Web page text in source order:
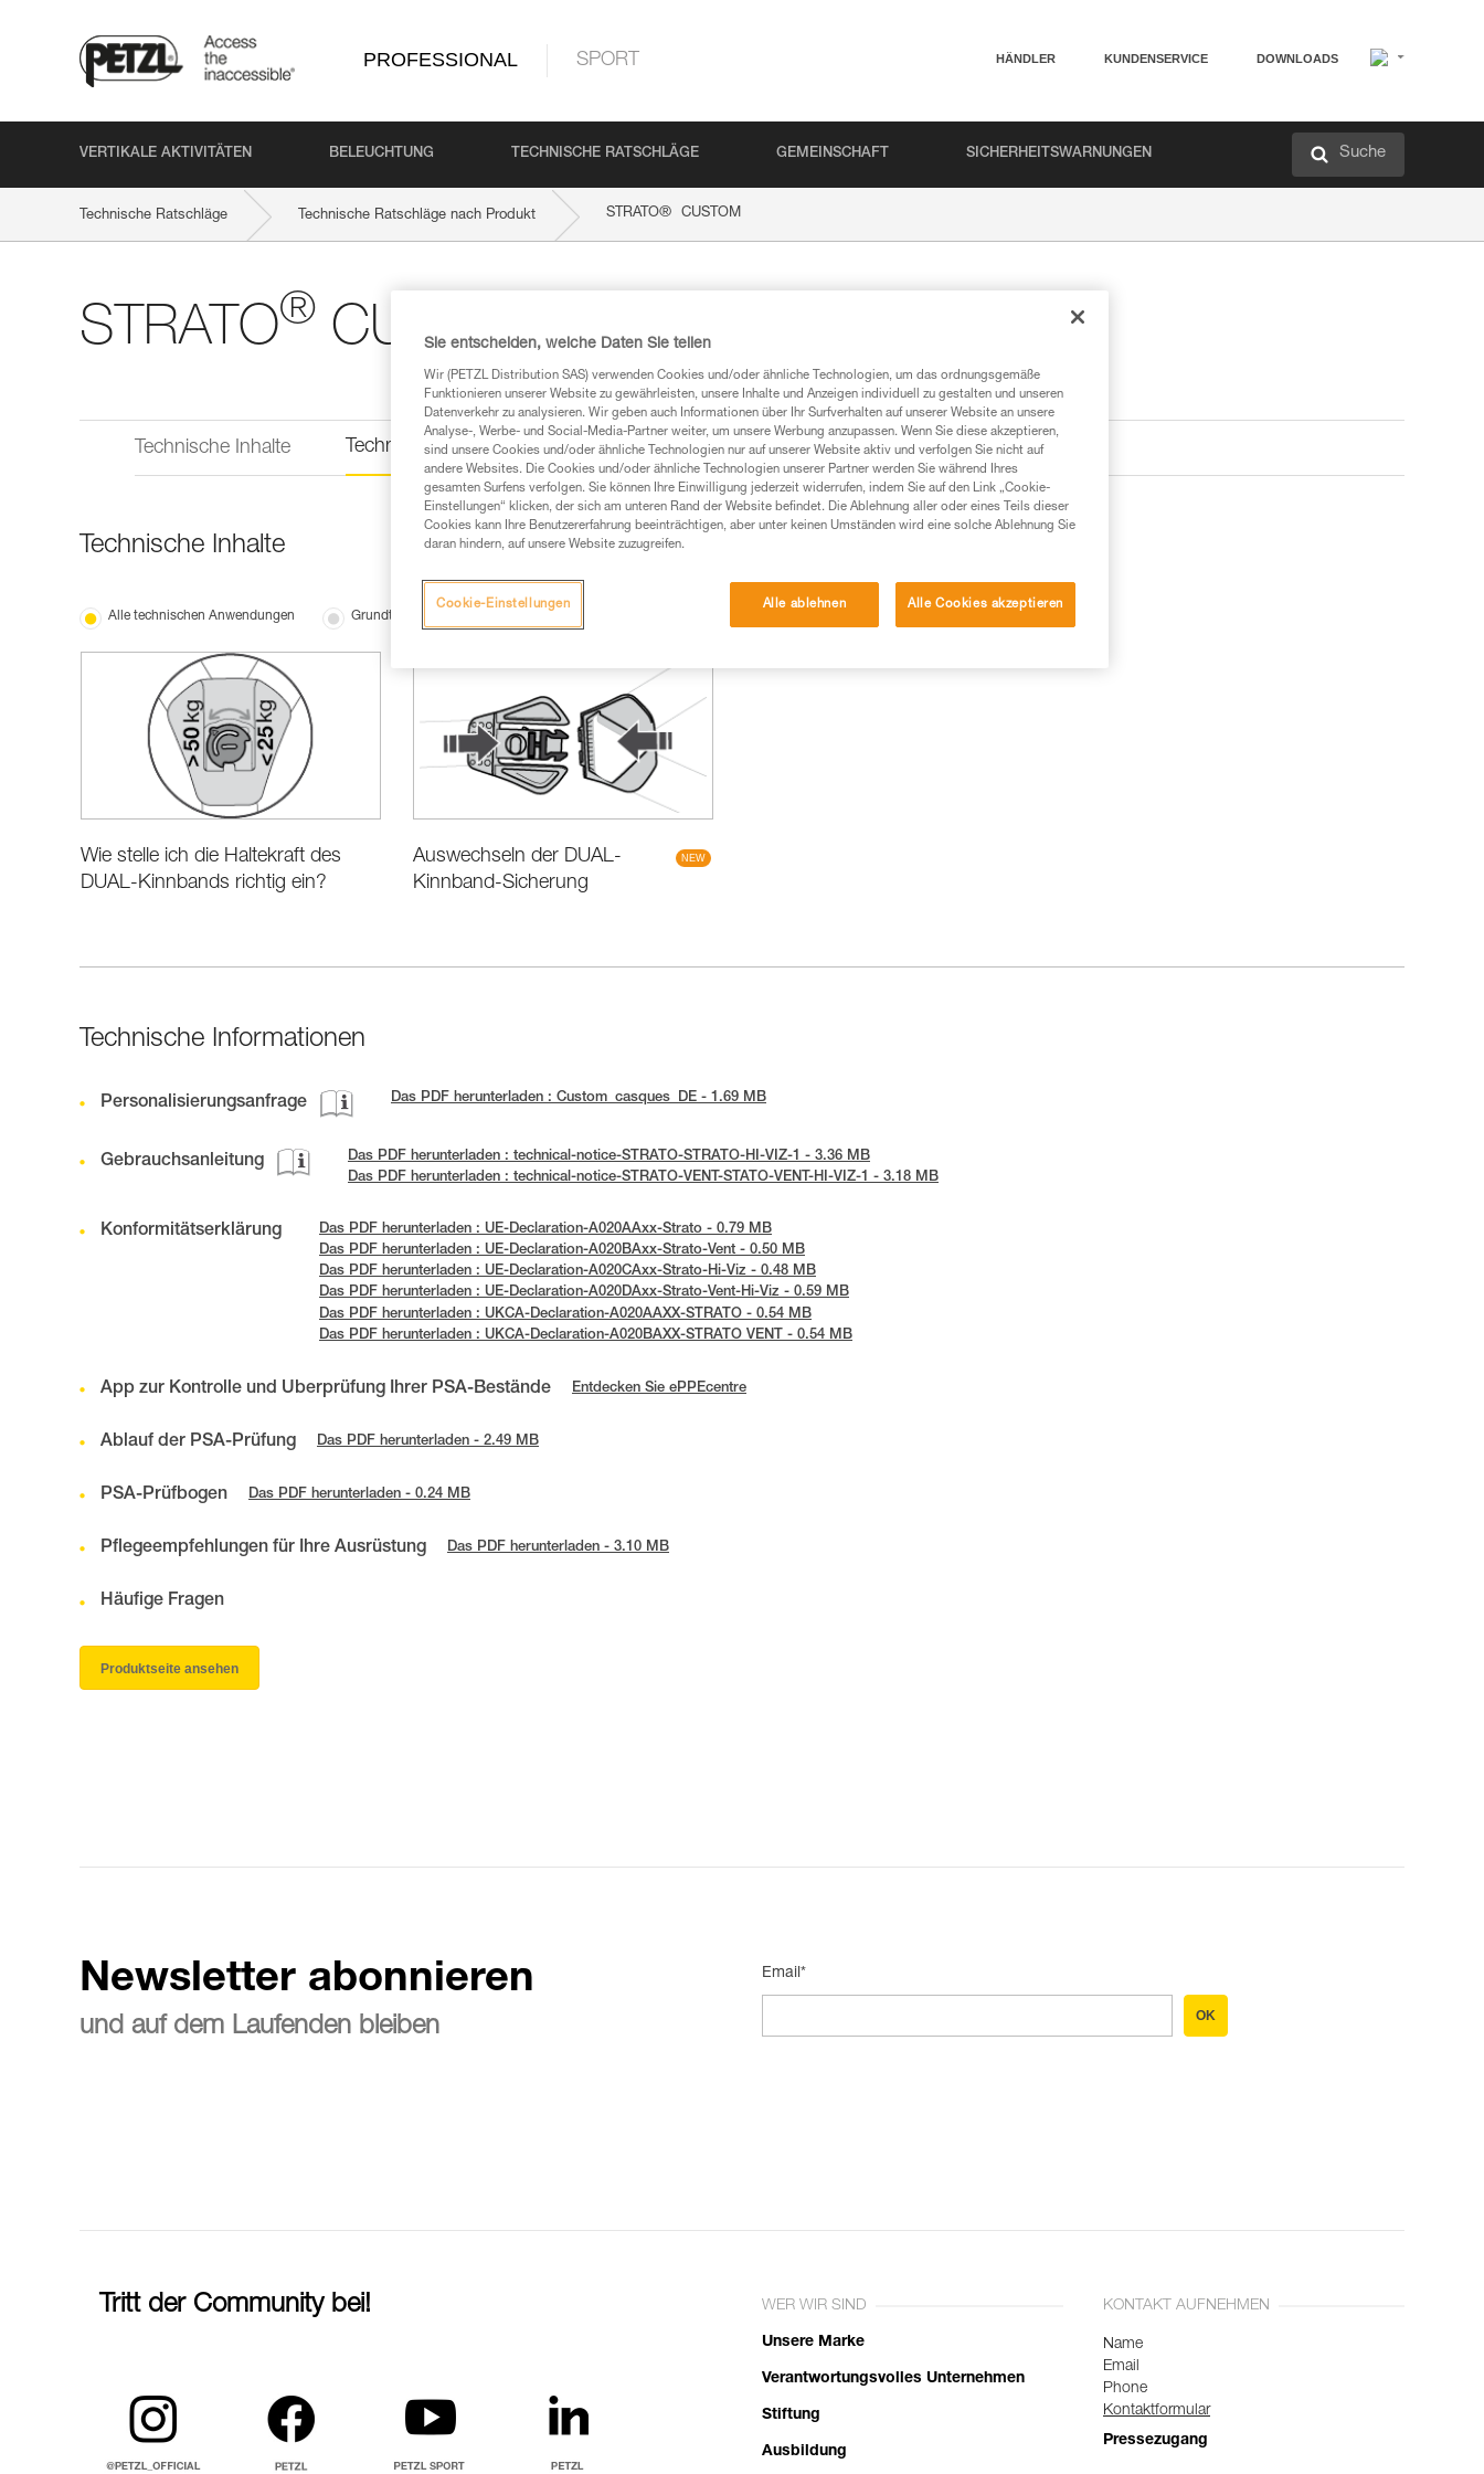
PROFESSIONAL SPORT HÄNDLER KUNDENSERVICE DOWNLOADS
VERTIKALE AKTIVITÄTEN BELEUCHTUNG TECHNISCHE RATSCHLÄGE GEMEINSCHAFT SICHERHEITSWARNUNGEN Suche
Technische Ratschläge Technische Ratschläge nach Produkt STRATO® CUSTOM
STRATO® CUSTOM
Technische Inhalte Technische Informationen
Technische Inhalte
Alle technischen Anwendungen Grundtechniken
Wie stelle ich die Haltekraft des
DUAL-Kinnbands richtig ein?
Auswechseln der DUAL-
Kinnband-Sicherung
Technische Informationen
Personalisierungsanfrage Das PDF herunterladen : Custom_casques_DE - 1.69 MB
Gebrauchsanleitung
Das PDF herunterladen : technical-notice-STRATO-STRATO-HI-VIZ-1 - 3.36 MB
Das PDF herunterladen : technical-notice-STRATO-VENT-STATO-VENT-HI-VIZ-1 - 3.18 MB
Konformitätserklärung
Das PDF herunterladen : UE-Declaration-A020AAxx-Strato - 0.79 MB
Das PDF herunterladen : UE-Declaration-A020BAxx-Strato-Vent - 0.50 MB
Das PDF herunterladen : UE-Declaration-A020CAxx-Strato-Hi-Viz - 0.48 MB
Das PDF herunterladen : UE-Declaration-A020DAxx-Strato-Vent-Hi-Viz - 0.59 MB
Das PDF herunterladen : UKCA-Declaration-A020AAXX-STRATO - 0.54 MB
Das PDF herunterladen : UKCA-Declaration-A020BAXX-STRATO VENT - 0.54 MB
App zur Kontrolle und Überprüfung Ihrer PSA-Bestände Entdecken Sie ePPEcentre
Ablauf der PSA-Prüfung Das PDF herunterladen - 2.49 MB
PSA-Prüfbogen Das PDF herunterladen - 0.24 MB
Pflegeempfehlungen für Ihre Ausrüstung Das PDF herunterladen - 3.10 MB
Häufige Fragen
Produktseite ansehen
Newsletter abonnieren
und auf dem Laufenden bleiben
Email*
OK
Tritt der Community bei! WER WIR SIND
Unsere Marke
Verantwortungsvolles Unternehmen
Stiftung
Ausbildung
KONTAKT AUFNEHMEN
Name
Email
Phone
Kontaktformular
Pressezugang
Sie entscheiden, welche Daten Sie teilen
Wir (PETZL Distribution SAS) verwenden Cookies und/oder ähnliche Technologien, um das ordnungsgemäße
Funktionieren unserer Website zu gewährleisten, unsere Inhalte und Anzeigen individuell zu gestalten und unseren
Datenverkehr zu analysieren. Wir geben auch Informationen über Ihr Surfverhalten auf unserer Website an unsere
Analyse-, Werbe- und Social-Media-Partner weiter, um unsere Werbung anzupassen. Wenn Sie diese akzeptieren,
sind unsere Cookies und/oder ähnliche Technologien nur auf unserer Website aktiv und verfolgen Sie nicht auf
andere Websites. Die Cookies und/oder ähnliche Technologien unserer Partner werden Sie während Ihres
gesamten Surfens verfolgen. Sie können Ihre Einwilligung jederzeit widerrufen, indem Sie auf den Link „Cookie-
Einstellungen“ klicken, der sich am unteren Rand der Website befindet. Die Ablehnung aller oder eines Teils dieser
Cookies kann Ihre Benutzererfahrung beeinträchtigen, aber unter keinen Umständen wird eine solche Ablehnung Sie
daran hindern, auf unsere Website zuzugreifen.
Alle ablehnen Alle Cookies akzeptieren
Cookie-Einstellungen